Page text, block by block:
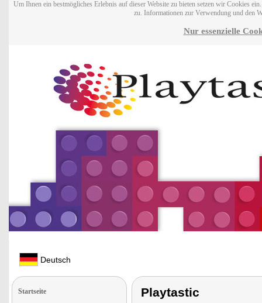
Um Ihnen ein bestmögliches Erlebnis auf dieser Website zu bieten setzen wir Cookies
zu. Informationen zur Verwendung und den
Nur essenzielle
Deutsch
Startseite Playtastic